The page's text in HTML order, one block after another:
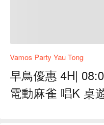
Vamos Party Yau Tong
早鳥優惠 4H|
電動麻雀 唱K 桌